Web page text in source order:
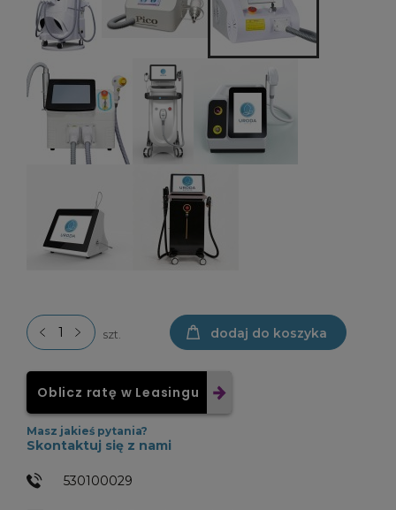
szt. dodaj do koszyka
Oblicz ratę w Leasingu
Masz jakieś pytania?
Skontaktuj się z nami
530100029